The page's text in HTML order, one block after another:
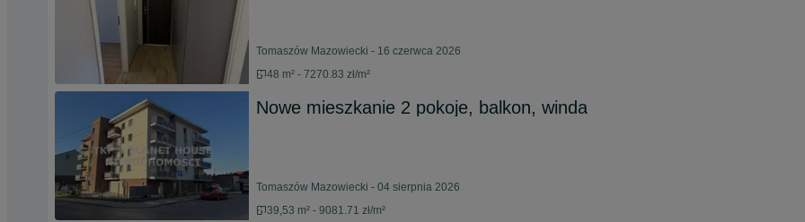
Tomaszów Mazowiecki - 16 czerwca 2026
48 m² - 7270.83 zł/m²
Nowe mieszkanie 2 pokoje, balkon, winda
Tomaszów Mazowiecki - 04 sierpnia 2026
39,53 m² - 9081.71 zł/m²